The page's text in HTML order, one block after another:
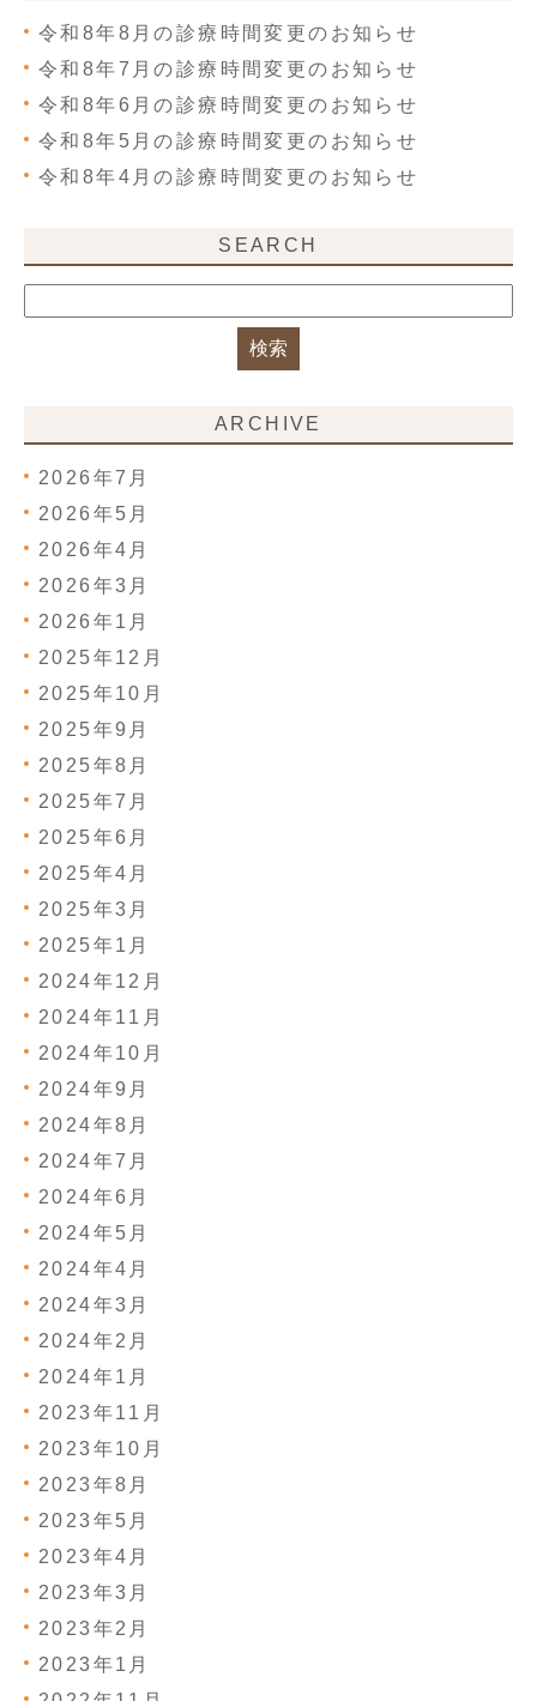
令和8年8月の診療時間変更のお知らせ
令和8年7月の診療時間変更のお知らせ
令和8年6月の診療時間変更のお知らせ
令和8年5月の診療時間変更のお知らせ
令和8年4月の診療時間変更のお知らせ
SEARCH
ARCHIVE
2026年7月
2026年5月
2026年4月
2026年3月
2026年1月
2025年12月
2025年10月
2025年9月
2025年8月
2025年7月
2025年6月
2025年4月
2025年3月
2025年1月
2024年12月
2024年11月
2024年10月
2024年9月
2024年8月
2024年7月
2024年6月
2024年5月
2024年4月
2024年3月
2024年2月
2024年1月
2023年11月
2023年10月
2023年8月
2023年5月
2023年4月
2023年3月
2023年2月
2023年1月